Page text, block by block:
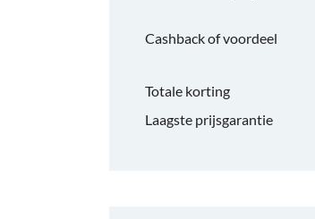
Cashback of voordeel
Totale korting
Laagste prijsgarantie